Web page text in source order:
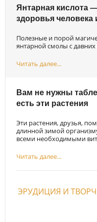
Янтарная кислота
здоровья человека
Полезные и порой
янтарной смолы с
Читать далее...
Вам не нужны
есть эти растения
Эти растения, друзья,
длинной зимой
всеми необходимыми
Читать далее...
ЭРУДИЦИЯ И